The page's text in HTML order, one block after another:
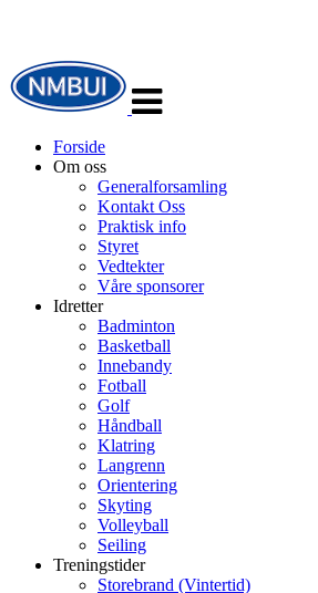
navigasjon
Forside
Om oss
Generalforsamling
Kontakt Oss
Praktisk info
Styret
Vedtekter
Våre sponsorer
Idretter
Badminton
Basketball
Innebandy
Fotball
Golf
Håndball
Klatring
Langrenn
Orientering
Skyting
Volleyball
Seiling
Treningstider
Storebrand (Vintertid)